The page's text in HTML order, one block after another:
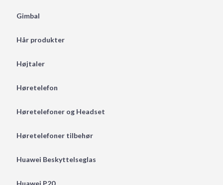
Gimbal
Hår produkter
Højtaler
Høretelefon
Høretelefoner og Headset
Høretelefoner tilbehør
Huawei Beskyttelseglas